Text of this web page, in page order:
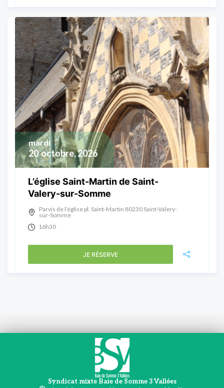
20 octobre, 2026
mardi
L’église Saint-Martin de Saint-
Valery-sur-Somme
Parvis de l’église pl. Saint-Martin 80230 Saint-Valery-
sur-Somme
16h30
JE RÉSERVE
Syndicat mixte Baie de Somme 3 Vallées